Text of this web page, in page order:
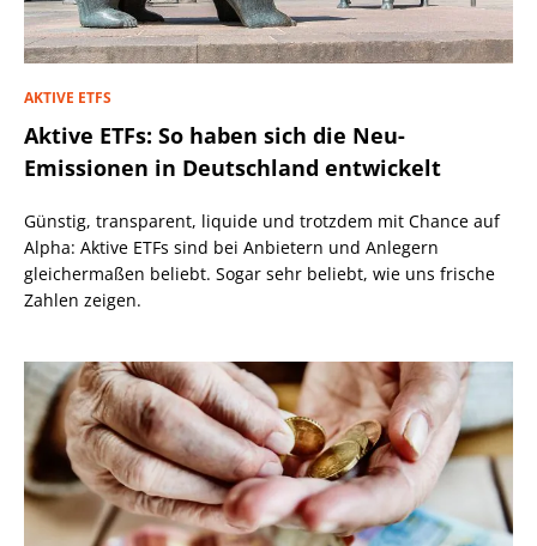
AKTIVE ETFS
Aktive ETFs: So haben sich die Neu-
Emissionen in Deutschland entwickelt
Günstig, transparent, liquide und trotzdem mit Chance auf
Alpha: Aktive ETFs sind bei Anbietern und Anlegern
gleichermaßen beliebt. Sogar sehr beliebt, wie uns frische
Zahlen zeigen.